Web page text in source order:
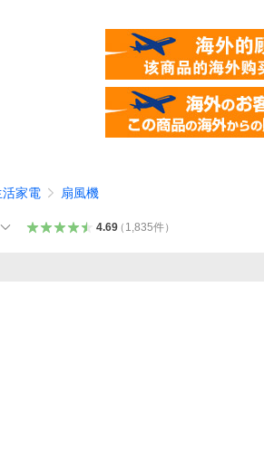
活家電 扇風機
4.69（ 1,835件）